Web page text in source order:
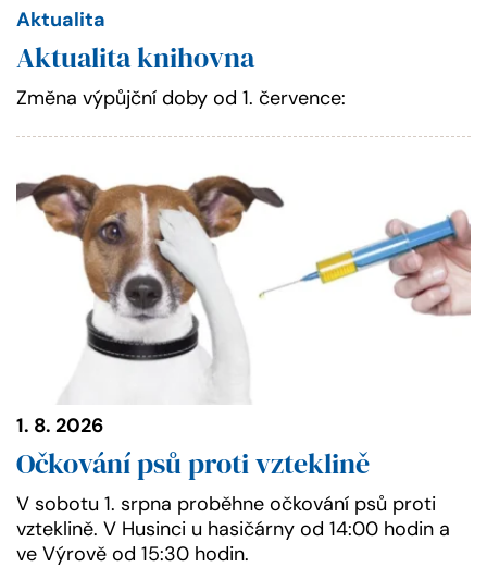
Aktualita
Aktualita knihovna
Změna výpůjční doby od 1. července:
1. 8. 2026
Očkování psů proti vzteklině
V sobotu 1. srpna proběhne očkování psů proti
vzteklině. V Husinci u hasičárny od 14:00 hodin a
ve Výrově od 15:30 hodin.